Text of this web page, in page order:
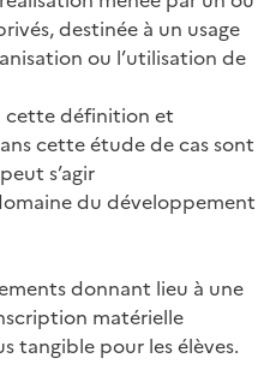
destinée à un usage
ou l’utilisation de
cette définition et
cette étude de cas sont
s’agir
du développement
donnant lieu à une
matérielle
tangible pour les élèves.